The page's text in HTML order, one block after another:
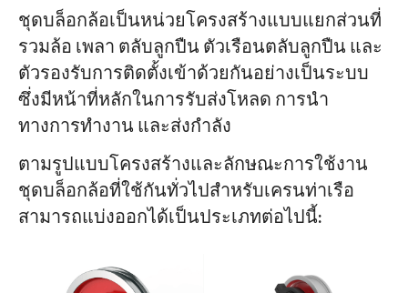
ชุดบล็อกล้อเป็นหน่วยโครงสร้างแบบแยกส่วนที่
รวมล้อ เพลา ตลับลูกปืน ตัวเรือนตลับลูกปืน และ
ตัวรองรับการติดตั้งเข้าด้วยกันอย่างเป็นระบบ
ซึ่งมีหน้าที่หลักในการรับส่งโหลด การนำ
ทางการทำงาน และส่งกำลัง
ตามรูปแบบโครงสร้างและลักษณะการใช้งาน
ชุดบล็อกล้อที่ใช้กันทั่วไปสำหรับเครนท่าเรือ
สามารถแบ่งออกได้เป็นประเภทต่อไปนี้: